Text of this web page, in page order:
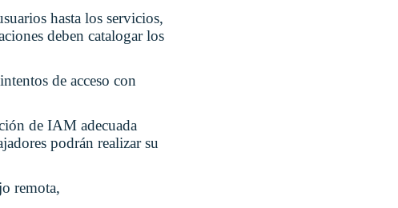
hasta los servicios,
deben catalogar los
de acceso con
de IAM adecuada
podrán realizar su
remota,